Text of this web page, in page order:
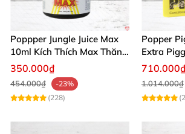
Poppper Jungle Juice Max
10ml Kích Thích Max Thăng
Hoa Tình Dục
350.000₫
454.000₫
-23%
(228)
Popper
Extra
Cho Cộng
1.014.000₫